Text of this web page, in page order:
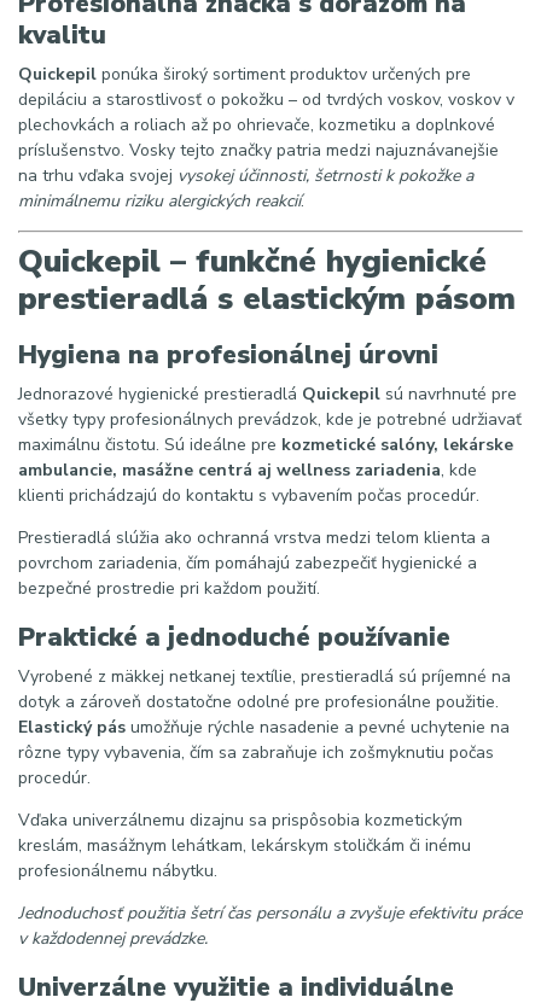
kvalitu
Quickepil ponúka široký sortiment produktov určených pre
depiláciu a starostlivosť o pokožku – od tvrdých voskov, voskov v
plechovkách a roliach až po ohrievače, kozmetiku a doplnkové
príslušenstvo. Vosky tejto značky patria medzi najuznávanejšie
na trhu vďaka svojej vysokej účinnosti, šetrnosti k pokožke a
minimálnemu riziku alergických reakcií.
Quickepil – funkčné hygienické
prestieradlá s elastickým pásom
Hygiena na profesionálnej úrovni
Jednorazové hygienické prestieradlá Quickepil sú navrhnuté pre
všetky typy profesionálnych prevádzok, kde je potrebné udržiavať
maximálnu čistotu. Sú ideálne pre kozmetické salóny, lekárske
ambulancie, masážne centrá aj wellness zariadenia, kde
klienti prichádzajú do kontaktu s vybavením počas procedúr.
Prestieradlá slúžia ako ochranná vrstva medzi telom klienta a
povrchom zariadenia, čím pomáhajú zabezpečiť hygienické a
bezpečné prostredie pri každom použití.
Praktické a jednoduché používanie
Vyrobené z mäkkej netkanej textílie, prestieradlá sú príjemné na
dotyk a zároveň dostatočne odolné pre profesionálne použitie.
Elastický pás umožňuje rýchle nasadenie a pevné uchytenie na
rôzne typy vybavenia, čím sa zabraňuje ich zošmyknutiu počas
procedúr.
Vďaka univerzálnemu dizajnu sa prispôsobia kozmetickým
kreslám, masážnym lehátkam, lekárskym stoličkám či inému
profesionálnemu nábytku.
Jednoduchosť použitia šetrí čas personálu a zvyšuje efektivitu práce
v každodennej prevádzke.
Univerzálne využitie a individuálne